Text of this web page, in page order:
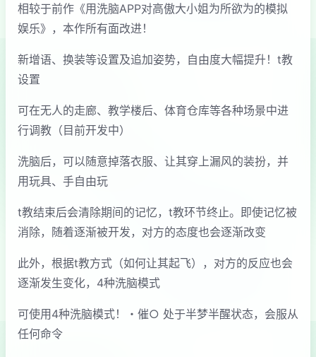
相较于前作《用洗脑APP对高傲大小姐为所欲为的模拟
娱乐》，本作所有面改进！
新增语、换装等设置及追加姿势，自由度大幅提升！t教
设置
可在无人的走廊、教学楼后、体育仓库等各种场景中进
行调教（目前开发中）
洗脑后，可以随意掉落衣服、让其穿上漏风的装扮，并
用玩具、手自由玩
t教结束后会清除期间的记忆，t教环节终止。即使记忆被
消除，随着逐渐被开发，对方的态度也会逐渐改变
此外，根据t教方式（如何让其起飞），对方的反应也会
逐渐发生变化，4种洗脑模式
可使用4种洗脑模式！・催○ 处于半梦半醒状态，会服从
任何命令